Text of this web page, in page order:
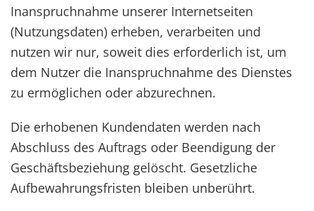
Inanspruchnahme unserer Internetseiten
(Nutzungsdaten) erheben, verarbeiten und
nutzen wir nur, soweit dies erforderlich ist, um
dem Nutzer die Inanspruchnahme des Dienstes
zu ermöglichen oder abzurechnen.
Die erhobenen Kundendaten werden nach
Abschluss des Auftrags oder Beendigung der
Geschäftsbeziehung gelöscht. Gesetzliche
Aufbewahrungsfristen bleiben unberührt.